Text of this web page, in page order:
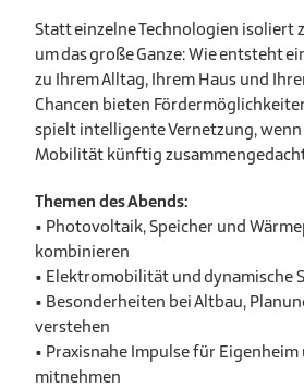
Statt einzelne Technologien isoliert
um das große Ganze: Wie entsteht
zu Ihrem Alltag, Ihrem Haus und
Chancen bieten
spielt intelligente Vernetzung, wenn
Mobilität künftig
Themen des Abends:
• Photovoltaik, Speicher und
kombinieren
• Elektromobilität und dynamische
• Besonderheiten bei Altbau,
verstehen
• Praxisnahe Impulse für
mitnehmen